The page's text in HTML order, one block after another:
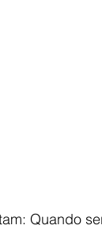
Quando